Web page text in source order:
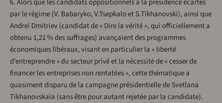
6. Alors que les candidats oppositionnels à la présidence écartés
par le régime (V. Babaryko, V.Tsepkalo et S.Tikhanovski), ainsi que
Andrei Dmitriev (candidat de « Dire la vérité », qui officiellement a
obtenu 1,21 % des suffrages) avançaient des programmes
économiques libéraux, visant en particulier la « liberté
d’entreprendre » du secteur privé et la nécessité de « cesser de
financer les entreprises non rentables », cette thématique a
quasiment disparu de la campagne présidentielle de Svetlana
Tikhanovskaïa (sans être pour autant rejetée par la candidate).